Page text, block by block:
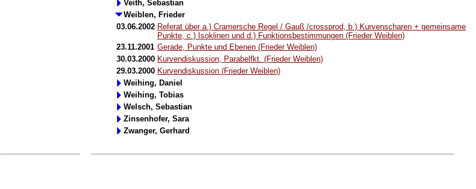
Veith, Sebastian
Weiblen, Frieder
03.06.2002 Referat über a.) Cramersche Regel / Gauß /crossprod, b.) Kurvenscharen + gemeinsame
Punkte, c.) Isoklinen und d.) Funktionsbestimmungen (Frieder Weiblen)
23.11.2001 Gerade, Punkte und Ebenen (Frieder Weiblen)
30.03.2000 Kurvendiskussion, Parabelfkt. (Frieder Weiblen)
29.03.2000 Kurvendiskussion (Frieder Weiblen)
Weihing, Daniel
Weihing, Tobias
Welsch, Sebastian
Zinsenhofer, Sara
Zwanger, Gerhard